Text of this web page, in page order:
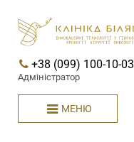
+38 (099) 100-10-03
Адміністратор
МЕНЮ